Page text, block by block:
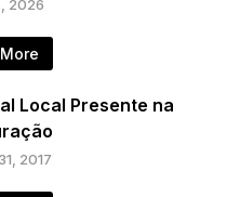
2026
Local Presente na
2017